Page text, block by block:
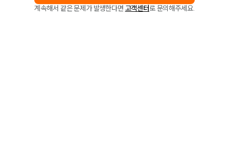
계속해서 같은 문제가 발생한다면 고객센터로 문의해주세요.